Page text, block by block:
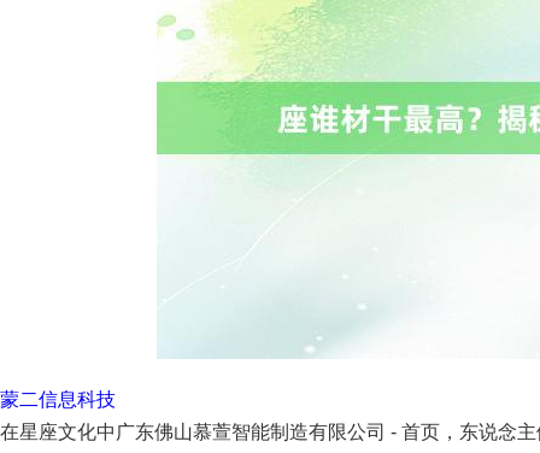
蒙二信息科技
在星座文化中广东佛山慕萱智能制造有限公司 - 首页，东说念